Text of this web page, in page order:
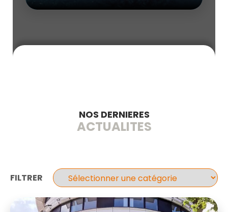
NOS DERNIERES
ACTUALITES
FILTRER